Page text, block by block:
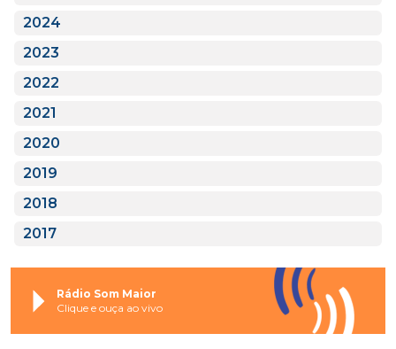
2024
2023
2022
2021
2020
2019
2018
2017
Rádio Som Maior
Clique e ouça ao vivo